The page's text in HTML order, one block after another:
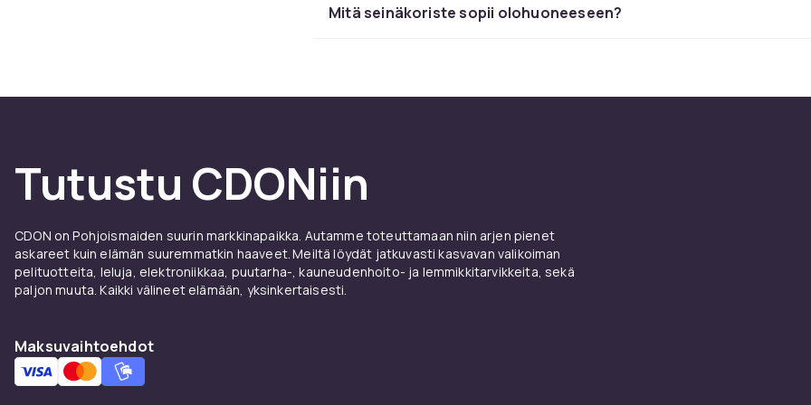
makuihin
Metalliseinäkoristeet tuovat tilaan tekstuuria ja kolmiulotteisuutta. Puiset
seinäkoristeet taas sopivat luonnonläheisiin ja skandinaavisiin
jonka asentaminen on helppoa myös itse.
Seinätarrat – helppo ja edullinen tapa
Mitä seinäkoriste sopii olohuoneeseen?
Tutustu CDONiin
CDON on Pohjoismaiden suurin markkinapaikka. Autamme toteuttamaan niin arjen pienet
askareet kuin elämän suuremmatkin haaveet. Meiltä löydät jatkuvasti kasvavan valikoiman
pelituotteita, leluja, elektroniikkaa, puutarha-, kauneudenhoito- ja lemmikkitarvikkeita, sekä
paljon muuta. Kaikki välineet elämään, yksinkertaisesti.
Maksuvaihtoehdot